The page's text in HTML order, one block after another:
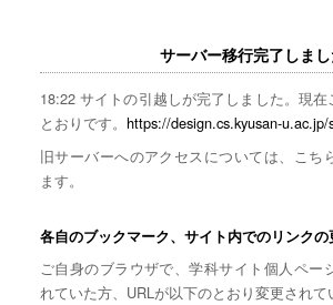
サーバー移行完了しま
18:22 サイトの引越しが完了しました。現
とおりです。 https://design.cs.kyusan-u.ac.jp/
旧サーバーへのアクセスについては、こち
ます。
各自のブックマーク、サイト内でのリンク
ご自身のブラウザで、学科サイト個人ペー
れていた方、URLが以下のとおり変更され